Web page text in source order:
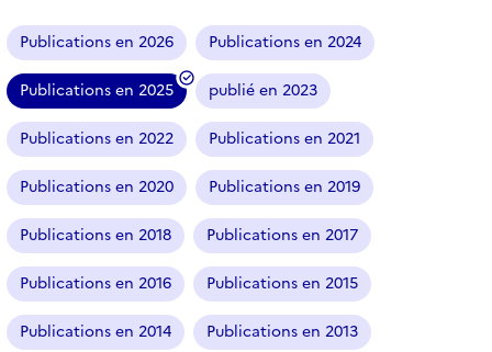
t
i
c
l
e
s
Publications en 2026 Publications en 2024
Publications en 2025
(
f
i
l
t
r
e
s
é
l
publié en 2023
Publications en 2022 Publications en 2021
Publications en 2020 Publications en 2019
Publications en 2018 Publications en 2017
Publications en 2016 Publications en 2015
Publications en 2014 Publications en 2013